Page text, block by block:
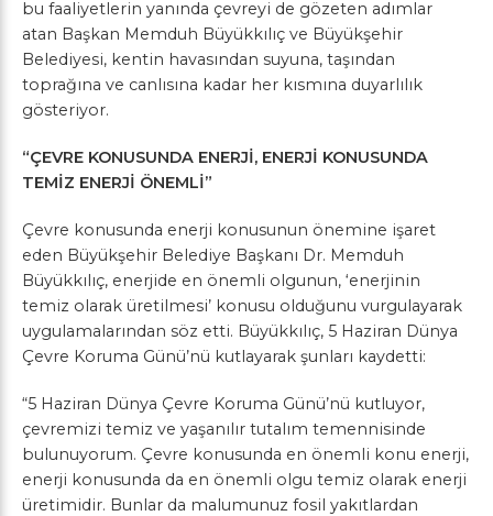
bu faaliyetlerin yanında çevreyi de gözeten adımlar
atan Başkan Memduh Büyükkılıç ve Büyükşehir
Belediyesi, kentin havasından suyuna, taşından
toprağına ve canlısına kadar her kısmına duyarlılık
gösteriyor.
“ÇEVRE KONUSUNDA ENERJİ, ENERJİ KONUSUNDA
TEMİZ ENERJİ ÖNEMLİ”
Çevre konusunda enerji konusunun önemine işaret
eden Büyükşehir Belediye Başkanı Dr. Memduh
Büyükkılıç, enerjide en önemli olgunun, ‘enerjinin
temiz olarak üretilmesi’ konusu olduğunu vurgulayarak
uygulamalarından söz etti. Büyükkılıç, 5 Haziran Dünya
Çevre Koruma Günü’nü kutlayarak şunları kaydetti:
“5 Haziran Dünya Çevre Koruma Günü’nü kutluyor,
çevremizi temiz ve yaşanılır tutalım temennisinde
bulunuyorum. Çevre konusunda en önemli konu enerji,
enerji konusunda da en önemli olgu temiz olarak enerji
üretimidir. Bunlar da malumunuz fosil yakıtlardan